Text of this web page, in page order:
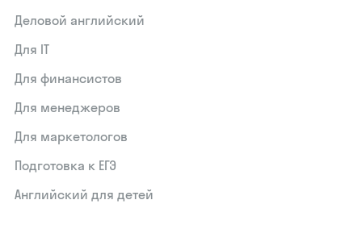
Деловой английский
Для IT
Для финансистов
Для менеджеров
Для маркетологов
Подготовка к ЕГЭ
Английский для детей